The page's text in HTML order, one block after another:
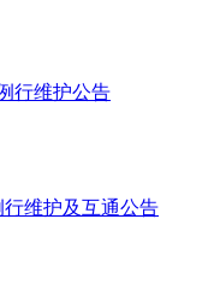
行维护公告
行维护及互通公告